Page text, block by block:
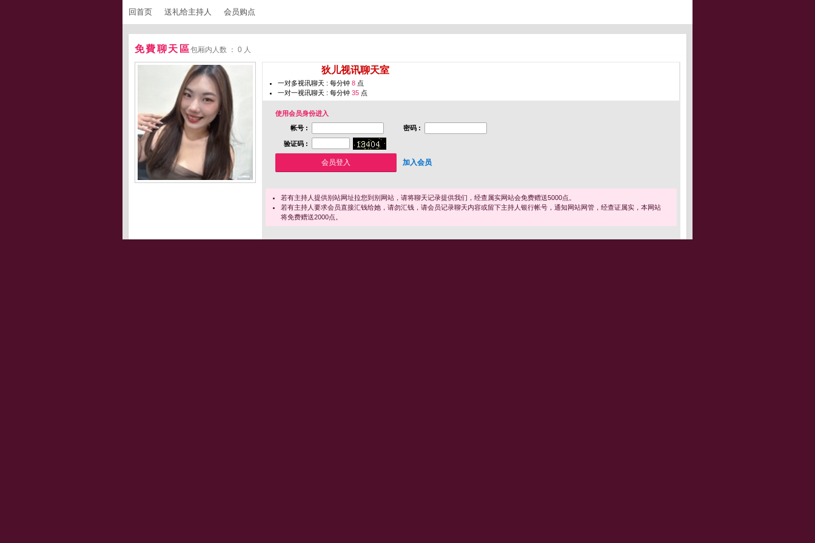
回首页 送礼给主持人 会员购点
免費聊天區包厢内人数 ： 0 人
狄儿视讯聊天室
一对多视讯聊天 : 每分钟 8 点
一对一视讯聊天 : 每分钟 35 点
使用会员身份进入
帐号 :
密码 :
验证码 :
加入会员
若有主持人提供别站网址拉您到别网站，请将聊天记录提供我们，经查属实网站会免费赠送5000点。
若有主持人要求会员直接汇钱给她，请勿汇钱，请会员记录聊天内容或留下主持人银行帐号，通知网站网管，经查证属实，本网站
将免费赠送2000点。